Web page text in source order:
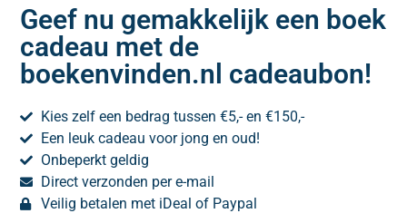
Geef nu gemakkelijk een boek
cadeau met de
boekenvinden.nl cadeaubon!
Kies zelf een bedrag tussen €5,- en €150,-
Een leuk cadeau voor jong en oud!
Onbeperkt geldig
Direct verzonden per e-mail
Veilig betalen met iDeal of Paypal